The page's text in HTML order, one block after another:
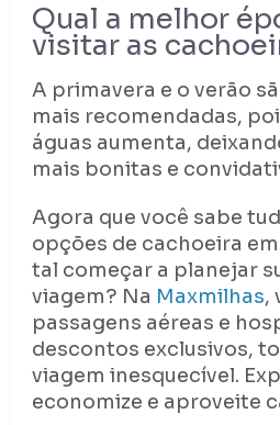
Qual a melhor
visitar as
A primavera e o verão
mais recomendadas,
águas aumenta,
mais bonitas e
Agora que você sabe
opções de cachoeira
tal começar a planejar
viagem? Na Maxmilhas,
passagens aéreas e
descontos exclusivos,
viagem inesquecível.
economize e aproveite